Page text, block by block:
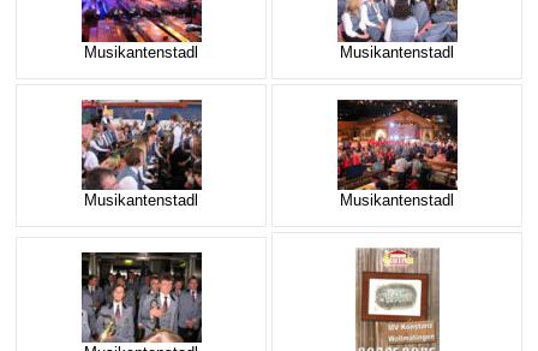
Musikantenstadl Musikantenstadl
Musikantenstadl Musikantenstadl